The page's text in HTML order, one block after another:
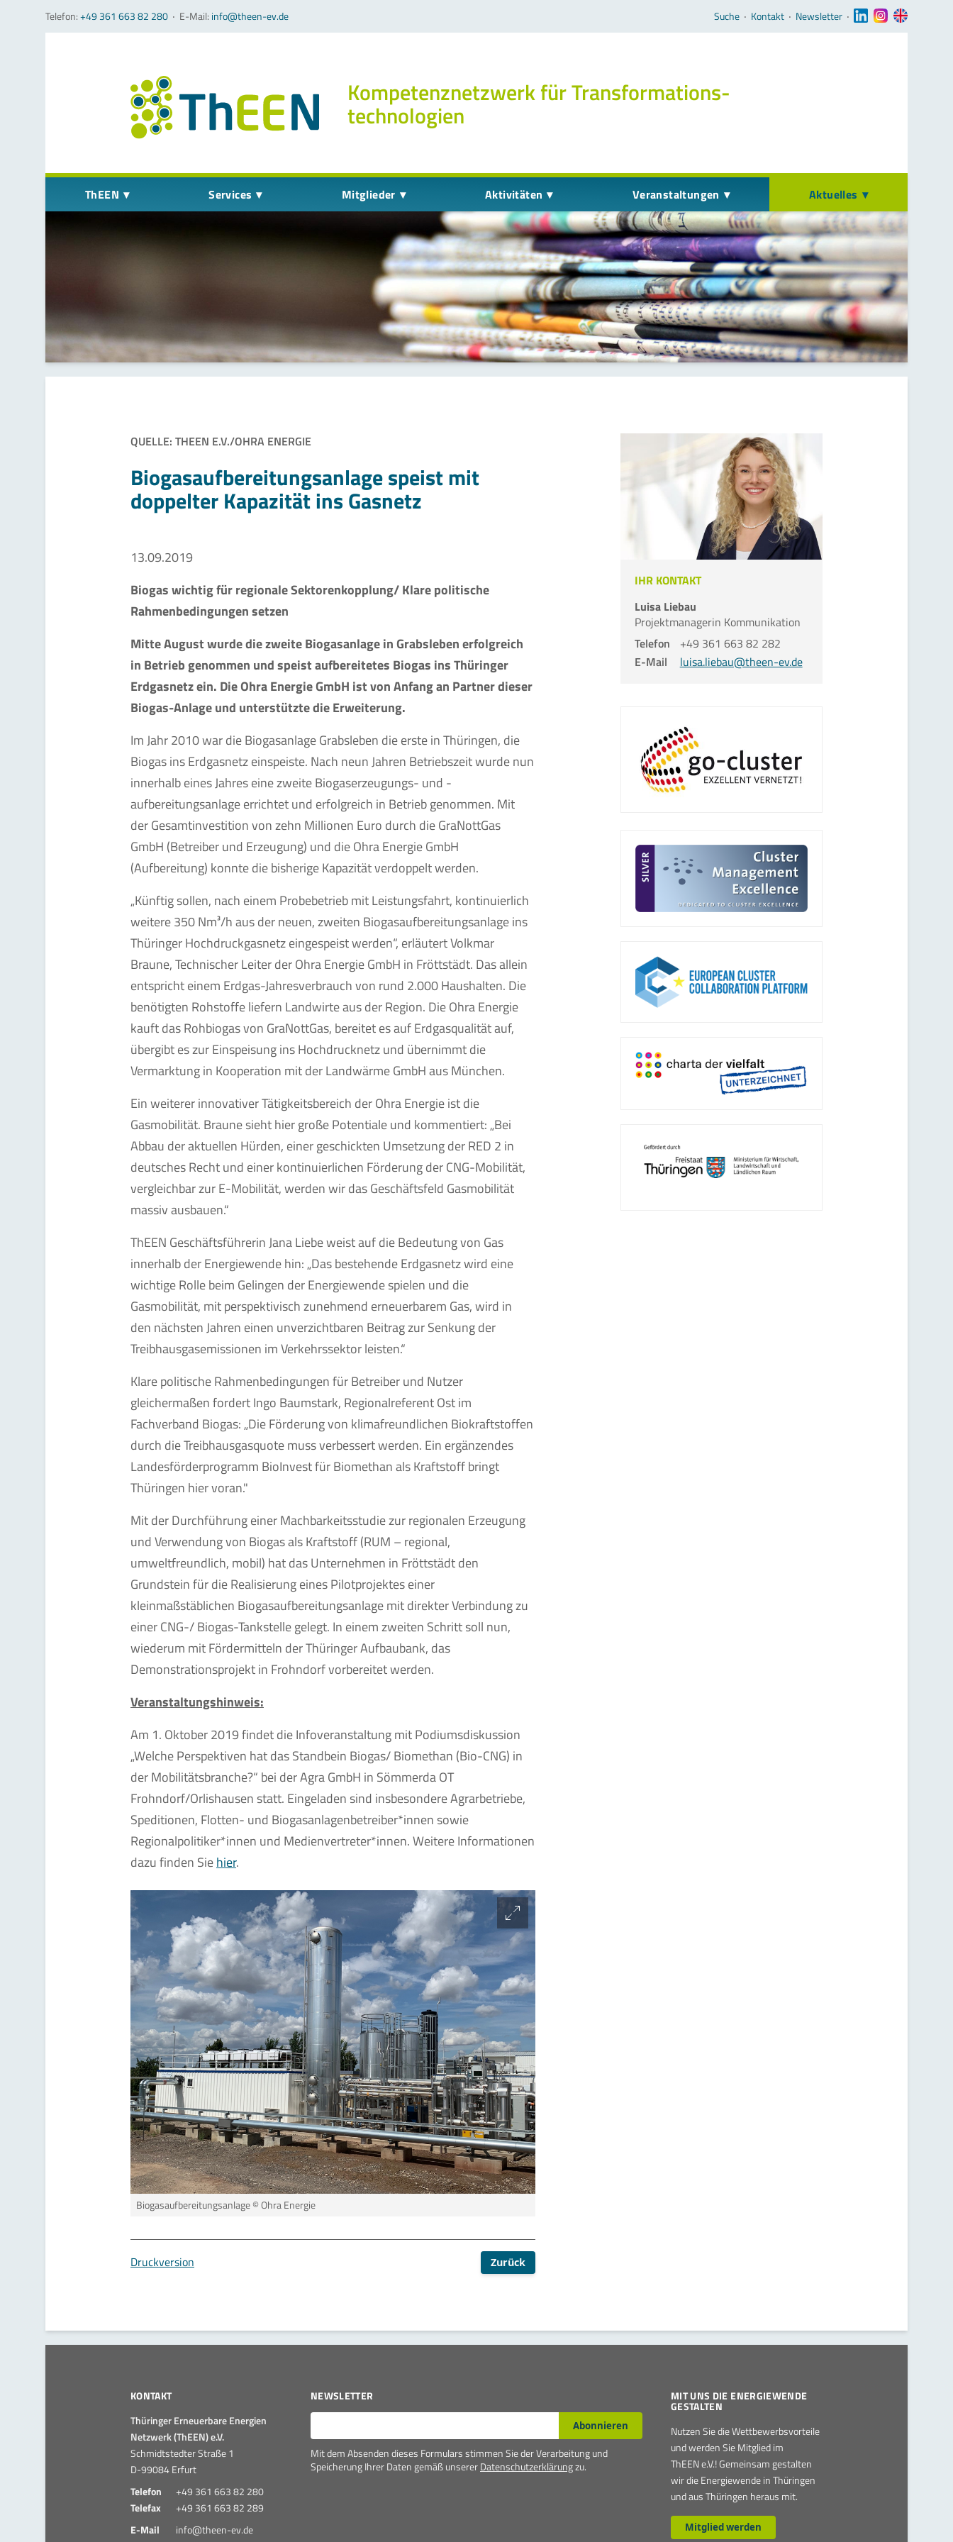
Telefon:+49 361 663 82 280 ‧ E-Mail: info@theen-ev.de Navigation überspringen
Suche ‧ Kontakt ‧ Newsletter ‧
Kompetenz­netzwerk für Transformations­
technologien
Navigation überspringen
ThEEN Services Mitglieder Aktivitäten Veranstaltungen Aktuelles
QUELLE: THEEN E.V./OHRA ENERGIE
Biogasaufbereitungsanlage speist mit
doppelter Kapazität ins Gasnetz
13.09.2019
Biogas wichtig für regionale Sektorenkopplung/ Klare politische
Rahmenbedingungen setzen
Mitte August wurde die zweite Biogasanlage in Grabsleben erfolgreich
in Betrieb genommen und speist aufbereitetes Biogas ins Thüringer
Erdgasnetz ein. Die Ohra Energie GmbH ist von Anfang an Partner dieser
Biogas-Anlage und unterstützte die Erweiterung.
Im Jahr 2010 war die Biogasanlage Grabsleben die erste in Thüringen, die
Biogas ins Erdgasnetz einspeiste. Nach neun Jahren Betriebszeit wurde nun
innerhalb eines Jahres eine zweite Biogaserzeugungs- und -
aufbereitungsanlage errichtet und erfolgreich in Betrieb genommen. Mit
der Gesamtinvestition von zehn Millionen Euro durch die GraNottGas
GmbH (Betreiber und Erzeugung) und die Ohra Energie GmbH
(Aufbereitung) konnte die bisherige Kapazität verdoppelt werden.
„Künftig sollen, nach einem Probebetrieb mit Leistungsfahrt, kontinuierlich
weitere 350 Nm³/h aus der neuen, zweiten Biogasaufbereitungsanlage ins
Thüringer Hochdruckgasnetz eingespeist werden“, erläutert Volkmar
Braune, Technischer Leiter der Ohra Energie GmbH in Fröttstädt. Das allein
entspricht einem Erdgas-Jahresverbrauch von rund 2.000 Haushalten. Die
benötigten Rohstoffe liefern Landwirte aus der Region. Die Ohra Energie
kauft das Rohbiogas von GraNottGas, bereitet es auf Erdgasqualität auf,
übergibt es zur Einspeisung ins Hochdrucknetz und übernimmt die
Vermarktung in Kooperation mit der Landwärme GmbH aus München.
Ein weiterer innovativer Tätigkeitsbereich der Ohra Energie ist die
Gasmobilität. Braune sieht hier große Potentiale und kommentiert: „Bei
Abbau der aktuellen Hürden, einer geschickten Umsetzung der RED 2 in
deutsches Recht und einer kontinuierlichen Förderung der CNG-Mobilität,
vergleichbar zur E-Mobilität, werden wir das Geschäftsfeld Gasmobilität
massiv ausbauen.“
ThEEN Geschäftsführerin Jana Liebe weist auf die Bedeutung von Gas
innerhalb der Energiewende hin: „Das bestehende Erdgasnetz wird eine
wichtige Rolle beim Gelingen der Energiewende spielen und die
Gasmobilität, mit perspektivisch zunehmend erneuerbarem Gas, wird in
den nächsten Jahren einen unverzichtbaren Beitrag zur Senkung der
Treibhausgasemissionen im Verkehrssektor leisten.“
Klare politische Rahmenbedingungen für Betreiber und Nutzer
gleichermaßen fordert Ingo Baumstark, Regionalreferent Ost im
Fachverband Biogas: „Die Förderung von klimafreundlichen Biokraftstoffen
durch die Treibhausgasquote muss verbessert werden. Ein ergänzendes
Landesförderprogramm BioInvest für Biomethan als Kraftstoff bringt
Thüringen hier voran."
Mit der Durchführung einer Machbarkeitsstudie zur regionalen Erzeugung
und Verwendung von Biogas als Kraftstoff (RUM – regional,
umweltfreundlich, mobil) hat das Unternehmen in Fröttstädt den
Grundstein für die Realisierung eines Pilotprojektes einer
kleinmaßstäblichen Biogasaufbereitungsanlage mit direkter Verbindung zu
einer CNG-/ Biogas-Tankstelle gelegt. In einem zweiten Schritt soll nun,
wiederum mit Fördermitteln der Thüringer Aufbaubank, das
Demonstrationsprojekt in Frohndorf vorbereitet werden.
Veranstaltungshinweis:
Am 1. Oktober 2019 findet die Infoveranstaltung mit Podiumsdiskussion
„Welche Perspektiven hat das Standbein Biogas/ Biomethan (Bio-CNG) in
der Mobilitätsbranche?“ bei der Agra GmbH in Sömmerda OT
Frohndorf/Orlishausen statt. Eingeladen sind insbesondere Agrarbetriebe,
Speditionen, Flotten- und Biogasanlagenbetreiber*innen sowie
Regionalpolitiker*innen und Medienvertreter*innen. Weitere Informationen
dazu finden Siehier.
Biogasaufbereitungsanlage© Ohra Energie
Druckversion Zurück
IHR KONTAKT
Luisa Liebau
Projektmanagerin Kommunikation
Telefon
+49 361 663 82 282
E-Mail
luisa.liebau@theen-ev.de
KONTAKT
Thüringer Erneuerbare Energien
Netzwerk (ThEEN) e.V.
Schmidtstedter Straße 1
D-99084 Erfurt
Telefon
+49 361 663 82 280
Telefax
+49 361 663 82 289
E-Mail
info@theen-ev.de
NEWSLETTER
E-Mail* Abonnieren
Mit dem Absenden dieses Formulars stimmen Sie der Verarbeitung und
Speicherung Ihrer Daten gemäß unsererDatenschutzerklärungzu.
MIT UNS DIE ENERGIEWENDE
GESTALTEN
Nutzen Sie die Wettbewerbsvorteile
und werden Sie Mitglied im
ThEEN e.V.! Gemeinsam gestalten
wir die Energiewende in Thüringen
und aus Thüringen heraus mit.
Mitglied werden